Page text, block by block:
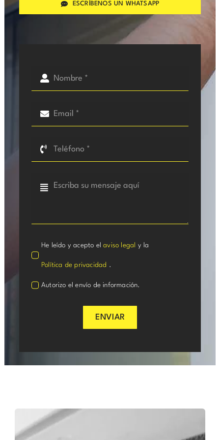
ESCRÍBENOS UN WHATSAPP
He leído y acepto elaviso legal y la
Política de privacidad .
Autorizo el envío de información.
ENVIAR